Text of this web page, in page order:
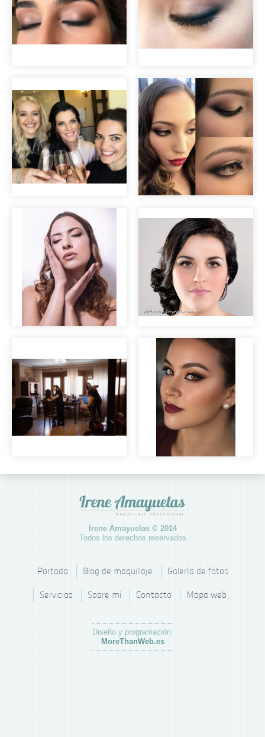
Maquillaje ojos
rasgados
Terminando...
Maquillaje natural
para novia
Irene & Vero
invitada.
Irene Amayuelas © 2014
Todos los derechos reservados
Portada Blog de maquillaje Galería de fotos
Servicios Sobre mi Contacto Mapa web
Diseño y programación:
MoreThanWeb.es